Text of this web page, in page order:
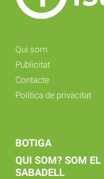
Qui som
Publicitat
Contacte
Política de privacitat
BOTIGA
QUI SOM? SOM
SABADELL